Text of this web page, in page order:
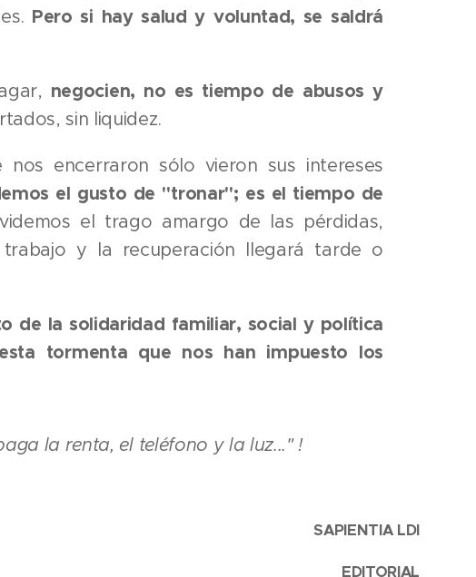
Pero si hay salud y voluntad, se saldrá
negocien, no es tiempo de abusos y
sin liquidez.
encerraron sólo vieron sus intereses
el gusto de "tronar"; es el tiempo de
el trago amargo de las pérdidas,
y la recuperación llegará tarde o
de la solidaridad familiar, social y política
tormenta que nos han impuesto los
la renta, el teléfono y la luz..." !
SAPIENTIA LDI
EDITORIAL